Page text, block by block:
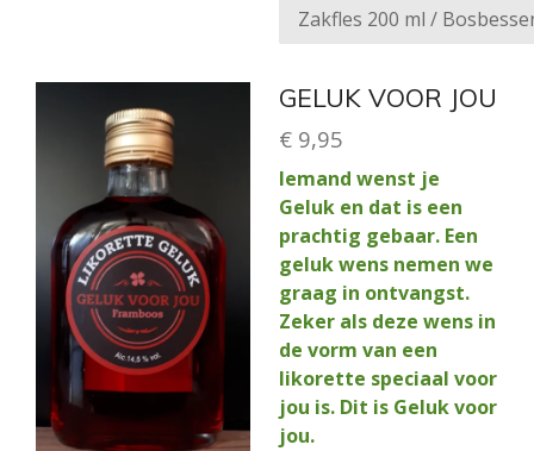
GELUK VOOR JOU
€ 9,95
Iemand wenst je
Geluk en dat is een
prachtig gebaar. Een
geluk wens nemen we
graag in ontvangst.
Zeker als deze wens in
de vorm van een
likorette speciaal voor
jou is. Dit is Geluk voor
jou.